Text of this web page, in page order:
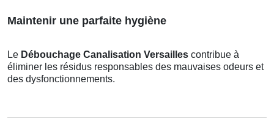
Maintenir une parfaite hygiène
Le Débouchage Canalisation Versailles contribue à
éliminer les résidus responsables des mauvaises odeurs et
des dysfonctionnements.